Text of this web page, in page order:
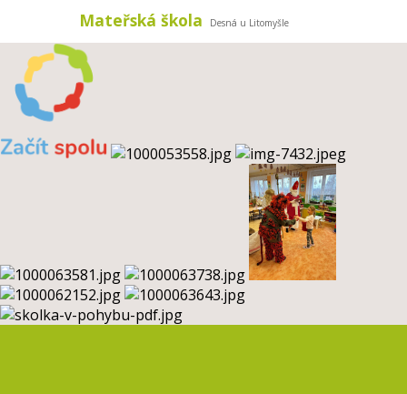
Mateřská škola Desná u Litomyšle